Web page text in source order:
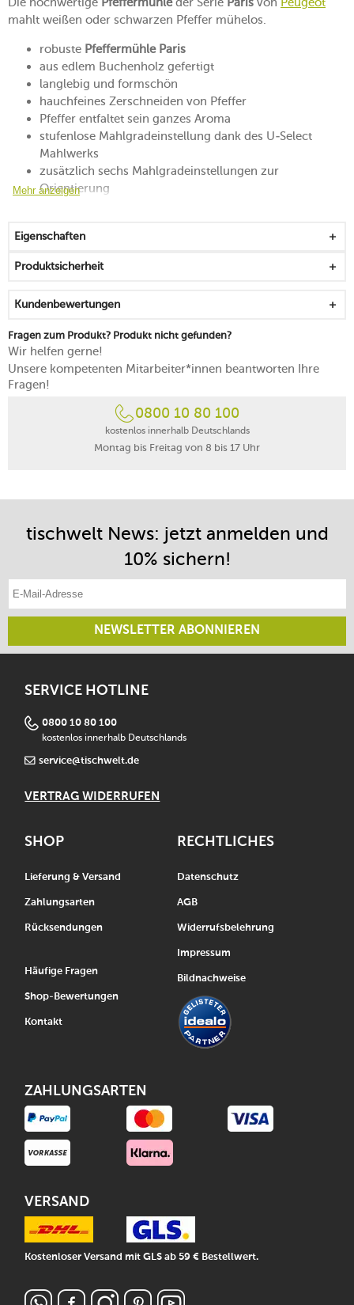
mahlt weißen oder schwarzen Pfeffer mühelos.
robuste Pfeffermühle Paris
aus edlem Buchenholz gefertigt
langlebig und formschön
hauchfeines Zerschneiden von Pfeffer
Pfeffer entfaltet sein ganzes Aroma
stufenlose Mahlgradeinstellung dank des U-Select
Mahlwerks
zusätzlich sechs Mahlgradeinstellungen zur
Orientierung
die passende Einfüllhilfe finden Sie hier:
ideal in Kombination mit der passenden Salzmühle
Mehr anzeigen
Eigenschaften
Produktsicherheit
Kundenbewertungen
Fragen zum Produkt? Produkt nicht gefunden?
Wir helfen gerne!
Unsere kompetenten Mitarbeiter*innen beantworten Ihre
Fragen!
0800 10 80 100
kostenlos innerhalb Deutschlands
Montag bis Freitag von 8 bis 17 Uhr
tischwelt News: jetzt anmelden und
10% sichern!
NEWSLETTER ABONNIEREN
SERVICE HOTLINE
0800 10 80 100
kostenlos innerhalb Deutschlands
service@tischwelt.de
VERTRAG WIDERRUFEN
SHOP
Lieferung & Versand
Zahlungsarten
Rücksendungen
Häufige Fragen
Shop-Bewertungen
Kontakt
RECHTLICHES
Datenschutz
AGB
Widerrufsbelehrung
Impressum
Bildnachweise
ZAHLUNGSARTEN
VERSAND
Kostenloser Versand mit GLS ab 59 € Bestellwert.